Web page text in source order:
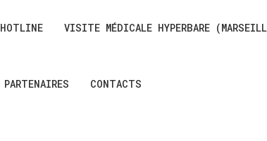
HOTLINE VISITE MÉDICALE HYPERBARE
PARTENAIRES CONTACTS